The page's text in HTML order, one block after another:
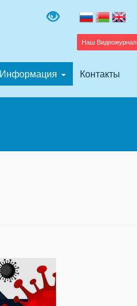
Наш Видеожурнал
Информация Контакты